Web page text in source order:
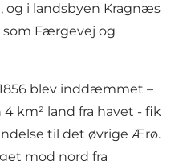
i landsbyen Kragnæs
som Færgevej og
blev inddæmmet –
km² land fra havet - fik
til det øvrige Ærø.
mod nord fra